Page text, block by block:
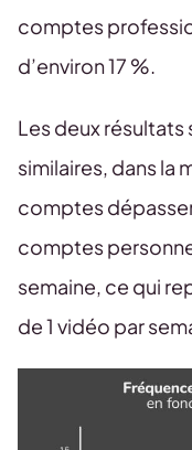
comptes
d’environ 17 %.
Les deux résultats
similaires, dans la
comptes
comptes
semaine, ce qui
de 1 vidéo par